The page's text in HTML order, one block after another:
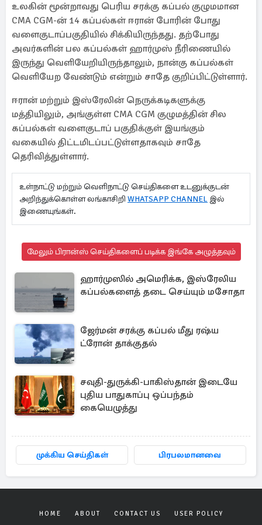
உலகின் மூன்றாவது பெரிய சரக்கு கப்பல் குழுமமான
CMA CGM-ன் 14 கப்பல்கள் ஈரான் போரின் போது
வளைகுடாப்பகுதியில் சிக்கியிருந்தது. தற்போது
அவர்களின் பல கப்பல்கள் ஹார்முஸ் நீரிணையில்
இருந்து வெளியேறியிருந்தாலும், நான்கு கப்பல்கள்
வெளியேற வேண்டும் என்றும் சாதே குறிப்பிட்டுள்ளார்.
ஈரான் மற்றும் இஸ்ரேலின் நெருக்கடிகளுக்கு
மத்தியிலும், அங்குள்ள CMA CGM குழுமத்தின் சில
கப்பல்கள் வளைகுடாப் பகுதிக்குள் இயங்கும்
வகையில் திட்டமிடப்பட்டுள்ளதாகவும் சாதே
தெரிவித்துள்ளார்.
உள்நாட்டு மற்றும் வெளிநாட்டு செய்திகளை உடனுக்குடன்
அறிந்துக்கொள்ள லங்காசிறி WHATSAPP CHANNEL இல்
இணையுங்கள்.
மேலும் பிரான்ஸ் செய்திகளைப் படிக்க இங்கே அழுத்தவும்
ஹார்முஸில் அமெரிக்க, இஸ்ரேலிய
கப்பல்களைத் தடை செய்யும் மசோதா
ஜேர்மன் சரக்கு கப்பல் மீது ரஷ்ய
ட்ரோன் தாக்குதல்
சவுதி-துருக்கி-பாகிஸ்தான் இடையே
புதிய பாதுகாப்பு ஒப்பந்தம்
கையெழுத்து
முக்கிய செய்திகள் பிரபலமானவை
HOME ABOUT CONTACT US USER POLICY